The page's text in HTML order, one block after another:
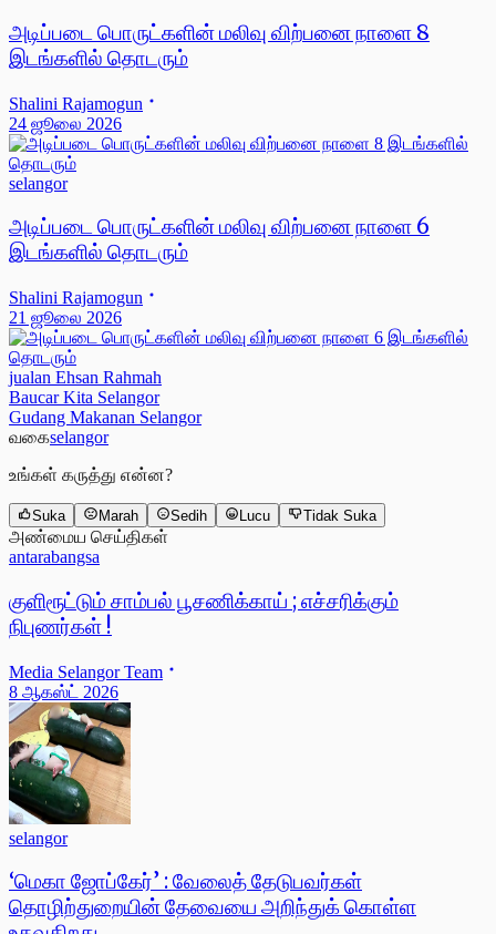
அடிப்படை பொருட்களின் மலிவு விற்பனை நாளை 8
இடங்களில் தொடரும்
Shalini Rajamogun
24 ஜூலை 2026
selangor
அடிப்படை பொருட்களின் மலிவு விற்பனை நாளை 6
இடங்களில் தொடரும்
Shalini Rajamogun
21 ஜூலை 2026
jualan Ehsan Rahmah
Baucar Kita Selangor
Gudang Makanan Selangor
வகைselangor
உங்கள் கருத்து என்ன?
Suka Marah Sedih Lucu Tidak Suka
அண்மைய செய்திகள்
antarabangsa
குளிரூட்டும் சாம்பல் பூசணிக்காய் ; எச்சரிக்கும்
நிபுணர்கள் !
Media Selangor Team
8 ஆகஸ்ட் 2026
selangor
‘மெகா ஜோப்கேர்’ : வேலைத் தேடுபவர்கள்
தொழிற்துறையின் தேவையை அறிந்துக் கொள்ள